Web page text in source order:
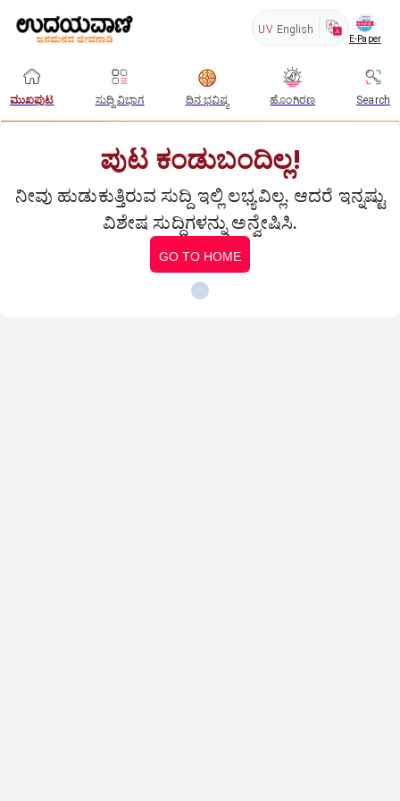
UV English
E-Paper
ಮುಖಪುಟ ಸುದ್ದಿ ವಿಭಾಗ ದಿನ ಭವಿಷ್ಯ ಹೊಂಗಿರಣ Search
ಪುಟ ಕಂಡುಬಂದಿಲ್ಲ!
ನೀವು ಹುಡುಕುತ್ತಿರುವ ಸುದ್ದಿ ಇಲ್ಲಿ ಲಭ್ಯವಿಲ್ಲ. ಆದರೆ ಇನ್ನಷ್ಟು
ವಿಶೇಷ ಸುದ್ದಿಗಳನ್ನು ಅನ್ವೇಷಿಸಿ.
GO TO HOME